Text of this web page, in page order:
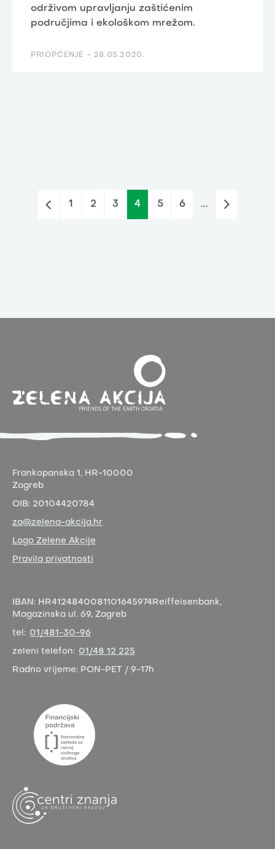
održivom upravljanju zaštićenim
područjima i ekološkom mrežom.
PRIOPĆENJE - 28.05.2020.
1 2 3 4 5 6 ...
Frankopanska 1, HR-10000
Zagreb
OIB: 20104420784
za@zelena-akcija.hr
Logo Zelene Akcije
Pravila privatnosti
IBAN: HR4124840081101645974 Reiffeisenbank,
Magazinska ul. 69, Zagreb
tel: 01/481-30-96
zeleni telefon: 01/48 12 225
Radno vrijeme: PON-PET / 9-17h